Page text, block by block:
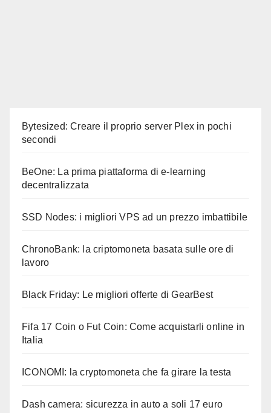
Bytesized: Creare il proprio server Plex in pochi
secondi
BeOne: La prima piattaforma di e-learning
decentralizzata
SSD Nodes: i migliori VPS ad un prezzo imbattibile
ChronoBank: la criptomoneta basata sulle ore di
lavoro
Black Friday: Le migliori offerte di GearBest
Fifa 17 Coin o Fut Coin: Come acquistarli online in
Italia
ICONOMI: la cryptomoneta che fa girare la testa
Dash camera: sicurezza in auto a soli 17 euro